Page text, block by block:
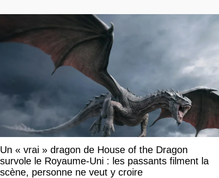
Un « vrai » dragon de House of the Dragon
survole le Royaume-Uni : les passants filment la
scène, personne ne veut y croire